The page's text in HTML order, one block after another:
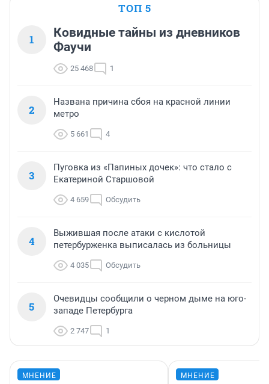
ТОП 5
1
Ковидные тайны из дневников
Фаучи
25 468 1
2
Названа причина сбоя на красной линии
метро
5 661 4
3
Пуговка из «Папиных дочек»: что стало с
Екатериной Старшовой
4 659 Обсудить
4
Выжившая после атаки с кислотой
петербурженка выписалась из больницы
4 035 Обсудить
5
Очевидцы сообщили о черном дыме на юго-
западе Петербурга
2 747 1
МНЕНИЕ МНЕНИЕ